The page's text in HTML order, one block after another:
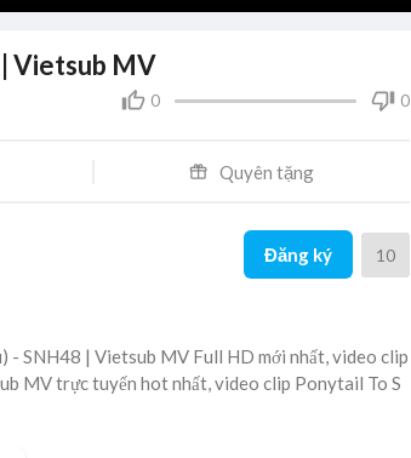
Vietsub MV
0 0
Quyên tặng
Đăng ký 10
- SNH48 | Vietsub MV Full HD mới nhất, video clip
MV trực tuyến hot nhất, video clip Ponytail To S